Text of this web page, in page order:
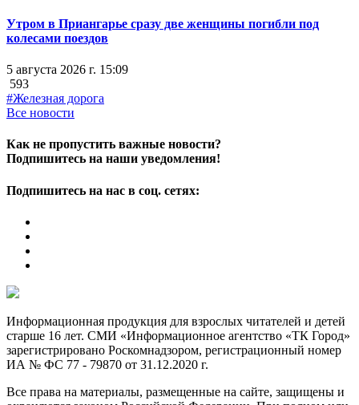
Утром в Приангарье сразу две женщины погибли под
колесами поездов
5 августа 2026 г. 15:09
593
#Железная дорога
Все новости
Как не пропустить важные новости?
Подпишитесь на наши уведомления!
Подпишитесь на нас в соц. сетях:
Информационная продукция для взрослых читателей и детей
старше 16 лет. СМИ «Информационное агентство «ТК Город»
зарегистрировано Роскомнадзором, регистрационный номер
ИА № ФС 77 - 79870 от 31.12.2020 г.
Все права на материалы, размещенные на сайте, защищены и